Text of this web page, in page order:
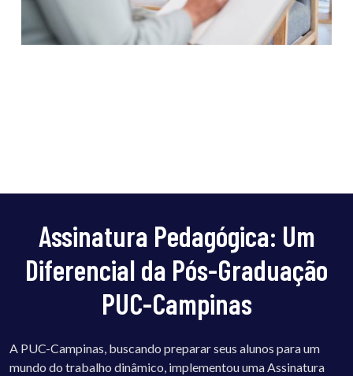
Assinatura Pedagógica: Um
Diferencial da Pós-Graduação
PUC-Campinas
A PUC-Campinas, buscando preparar seus alunos para um
mundo do trabalho dinâmico, implementou uma Assinatura